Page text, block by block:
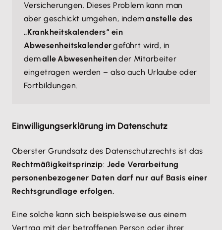
Versicherungen. Dieses Problem kann man
aber geschickt umgehen, indemanstelle des
„Krankheitskalenders“ ein
Abwesenheitskalendergeführt wird, in
demalle Abwesenheitender Mitarbeiter
eingetragen werden – also auch Urlaube oder
Fortbildungen.
Einwilligungserklärung im Datenschutz
Oberster Grundsatz des Datenschutzrechts ist das
Rechtmäßigkeitsprinzip: Jede Verarbeitung
personenbezogener Daten darf nur auf Basis einer
Rechtsgrundlage erfolgen.
Eine solche kann sich beispielsweise aus einem
Vertrag mit der betroffenen Person oder ihrer